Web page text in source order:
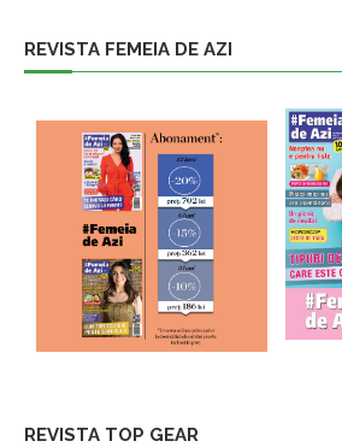
REVISTA FEMEIA DE AZI
REVISTA TOP GEAR